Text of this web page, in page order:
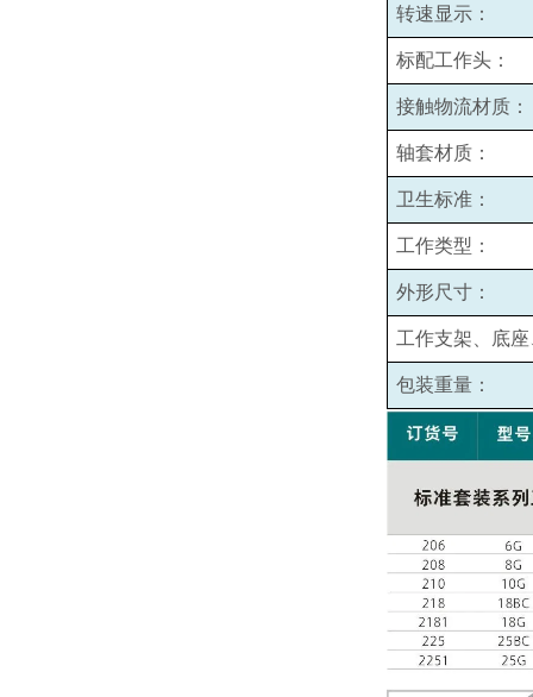
转速显示：
标配工作头：
接触物流材质：
轴套材质：
卫生标准：
工作类型：
外形尺寸：
工作支架、底
包装重量：